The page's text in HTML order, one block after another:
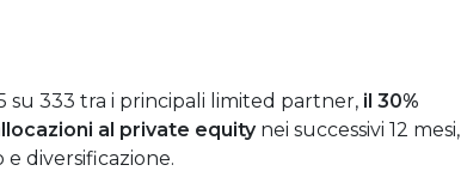
su 333 tra i principali limited partner, il 30%
al private equitynei successivi 12 mesi,
diversificazione.